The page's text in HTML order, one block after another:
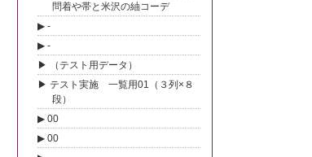
問着や帯と米沢の紬コーデ
-
-
（テスト用データ）
テスト実施 一覧用01（３列×８
段）
00
00